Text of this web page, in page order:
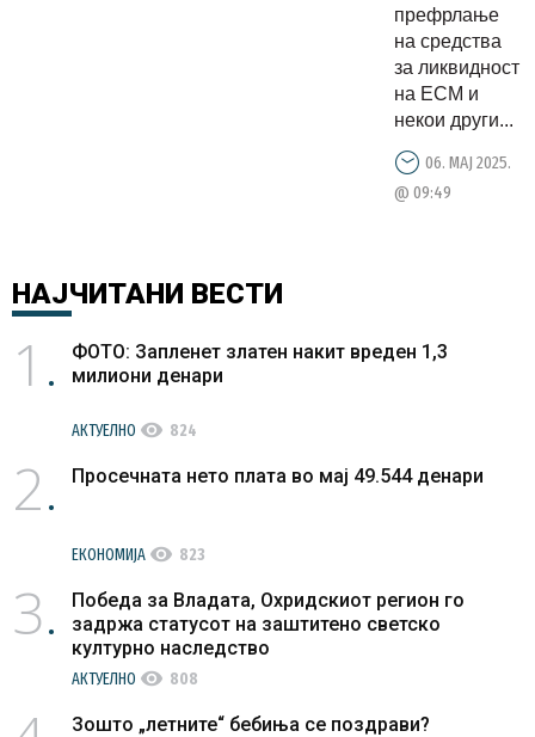
повик за
на
проекти
од
Владата
префрлање
на средства
за ликвидност
на ЕСМ и
некои други...
06. МАЈ 2025.
@ 09:49
НАЈЧИТАНИ ВЕСТИ
1
ФОТО: Запленет златен накит вреден 1,3
милиони денари
АКТУЕЛНО visibility 824
2 Просечната нето плата во мај 49.544 денари
ЕКОНОМИЈА visibility 823
3
Победа за Владата, Охридскиот регион го
задржа статусот на заштитено светско
културно наследство
АКТУЕЛНО visibility 808
Зошто „летните“ бебиња се поздрави?